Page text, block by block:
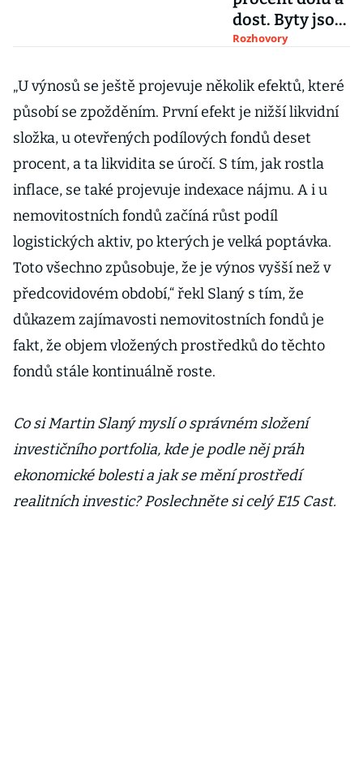
dost. Byty jsou
poblíž
říká ekonom
DRFG Martin
Slaný
Rozhovory
„U výnosů se ještě projevuje několik efektů, které
působí se zpožděním. První efekt je nižší likvidní
složka, u otevřených podílových fondů deset
procent, a ta likvidita se úročí. S tím, jak rostla
inflace, se také projevuje indexace nájmu. A i u
nemovitostních fondů začíná růst podíl
logistických aktiv, po kterých je velká poptávka.
Toto všechno způsobuje, že je výnos vyšší než v
předcovidovém období,“ řekl Slaný s tím, že
důkazem zajímavosti nemovitostních fondů je
fakt, že objem vložených prostředků do těchto
fondů stále kontinuálně roste.
Co si Martin Slaný myslí o správném složení
investičního portfolia, kde je podle něj práh
ekonomické bolesti a jak se mění prostředí
realitních investic? Poslechněte si celý E15 Cast.